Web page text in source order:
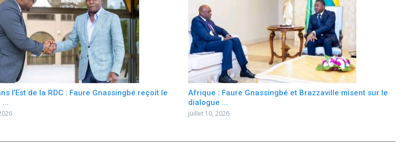
l’Est de la RDC : Faure Gnassingbé reçoit le
...
Afrique : Faure Gnassingbé et Brazzaville misent sur le
dialogue ...
juillet 10, 2026